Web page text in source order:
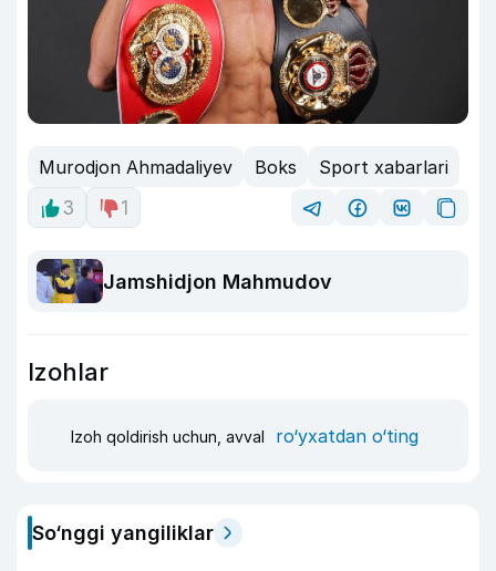
Murodjon Ahmadaliyev Boks
Sport xabarlari
3
1
Jamshidjon Mahmudov
Izohlar
Izoh qoldirish uchun, avval ro‘yxatdan o‘ting
So‘nggi yangiliklar